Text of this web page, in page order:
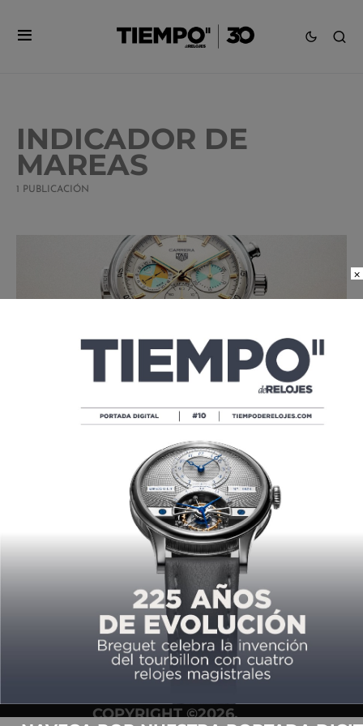
INDICADOR DE
MAREAS
1 PUBLICACIÓN
EL EMOCIONANTE REGRESO DEL TAG
HEUER CARRERA SEAFARER
01/21/2026
COPYRIGHT ©2026,
×